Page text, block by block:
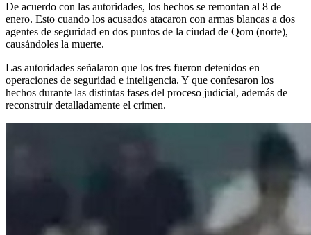
De acuerdo con las autoridades, los hechos se remontan al 8 de
enero. Esto cuando los acusados atacaron con armas blancas a dos
agentes de seguridad en dos puntos de la ciudad de Qom (norte),
causándoles la muerte.
Las autoridades señalaron que los tres fueron detenidos en
operaciones de seguridad e inteligencia. Y que confesaron los
hechos durante las distintas fases del proceso judicial, además de
reconstruir detalladamente el crimen.